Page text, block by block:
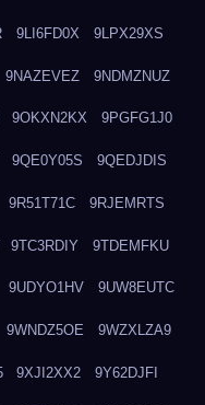
9LI6FD0X 9LPX29XS
9NAZEVEZ 9NDMZNUZ
9OKXN2KX 9PGFG1J0
9QE0Y05S 9QEDJDIS
9R51T71C 9RJEMRTS
9TC3RDIY 9TDEMFKU
9UDYO1HV 9UW8EUTC
9WNDZ5OE 9WZXLZA9
9XJI2XX2 9Y62DJFI